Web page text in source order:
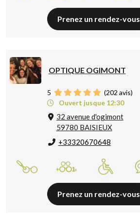
Prenez un rendez-vous
OPTIQUE OGIMONT
5 (202 avis)
Ouvert jusque 12:30
32 avenue d'ogimont
59780 BAISIEUX
+33320670648
Prenez un rendez-vous